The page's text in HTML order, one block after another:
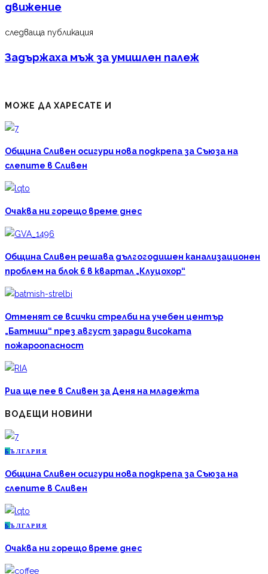
движение
следваща публикация
Задържаха мъж за умишлен палеж
МОЖЕ ДА ХАРЕСАТЕ И
Община Сливен осигури нова подкрепа за Съюза на
слепите в Сливен
Очаква ни горещо време днес
Община Сливен решава дългогодишен канализационен
проблем на блок 6 в квартал „Клуцохор“
Отменят се всички стрелби на учебен център
„Батмиш“ през август заради високата
пожароопасност
Риа ще пее в Сливен за Деня на младежта
ВОДЕЩИ НОВИНИ
Б ЪЛГАРИЯ
Община Сливен осигури нова подкрепа за Съюза на
слепите в Сливен
Б ЪЛГАРИЯ
Очаква ни горещо време днес